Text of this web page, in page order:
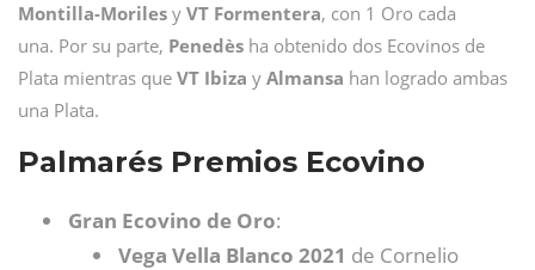
Montilla-Moriles y VT Formentera, con 1 Oro cada
una. Por su parte, Penedès ha obtenido dos Ecovinos de
Plata mientras que VT Ibiza y Almansa han logrado ambas
una Plata.
Palmarés Premios Ecovino
Gran Ecovino de Oro:
Vega Vella Blanco 2021 de Cornelio